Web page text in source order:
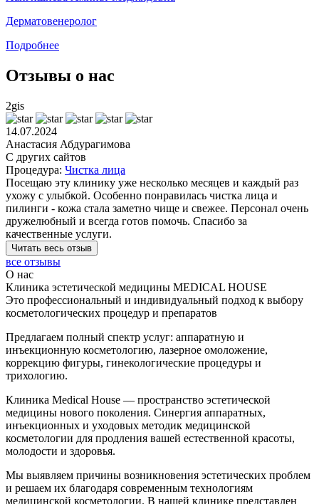
Дерматовенеролог
Подробнее
Отзывы о нас
2gis
14.07.2024
Анастасия Абдурагимова
С других сайтов
Процедура: Чистка лица
Посещаю эту клинику уже несколько месяцев и каждый раз
ухожу с улыбкой. Особенно понравилась чистка лица и
пилинги - кожа стала заметно чище и свежее. Персонал очень
дружелюбный и всегда готов помочь. Спасибо за
качественные услуги.
Читать весь отзыв
все отзывы
О нас
Клиника эстетической медицины MEDIСAL HOUSE
Это профессиональный и индивидуальный подход к выбору
косметологических процедур и препаратов
Предлагаем полный спектр услуг: аппаратную и
инъекционную косметологию, лазерное омоложение,
коррекцию фигуры, гинекологические процедуры и
трихологию.
Клиника Medical House — пространство эстетической
медицины нового поколения. Синергия аппаратных,
инъекционных и уходовых методик медицинской
косметологии для продления вашей естественной красоты,
молодости и здоровья.
Мы выявляем причины возникновения эстетических проблем
и решаем их благодаря современным технологиям
медицинской косметологии. В нашей клинике представлен